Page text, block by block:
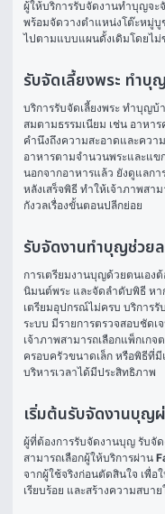
ผู้ให้บริการรับจัดงานทำบุญจะ
พร้อมจัดวางตำแหน่งโต๊ะหมู่บู
ไปตามแบบแผนดั้งเดิมโดยไม่
รับจัดเลี้ยงพระ ทําบุ
บริการรับจัดเลี้ยงพระ ทําบุญ
สมตามธรรมเนียม เช่น อาหา
คำนึงถึงความสะอาดและคว
อาหารตามจำนวนพระและแข
นอกจากอาหารแล้ว ยังดูแลก
หลังเสร็จพิธี ทำให้เจ้าภาพสา
กังวลเรื่องขั้นตอนปลีกย่อย
รับจัดงานทำบุญช่วยล
การเตรียมงานบุญด้วยตนเอง
นิมนต์พระ และจัดลำดับพิธี ห
เตรียมอุปกรณ์ไม่ครบ บริการ
ระบบ มีรายการตรวจสอบชัด
เจ้าภาพสามารถเลือกแพ็กเก
ครอบครัวขนาดเล็ก หรือพิธีที่
บริหารเวลาได้มีประสิทธิภาพ
เริ่มต้นรับจัดงานบุ
ผู้ที่ต้องการรับจัดงานบุญ รับจั
สามารถเลือกผู้ให้บริการผ่าน
จากผู้ใช้จริงก่อนตัดสินใจ เพื่
เรียบร้อย และสร้างความสบา